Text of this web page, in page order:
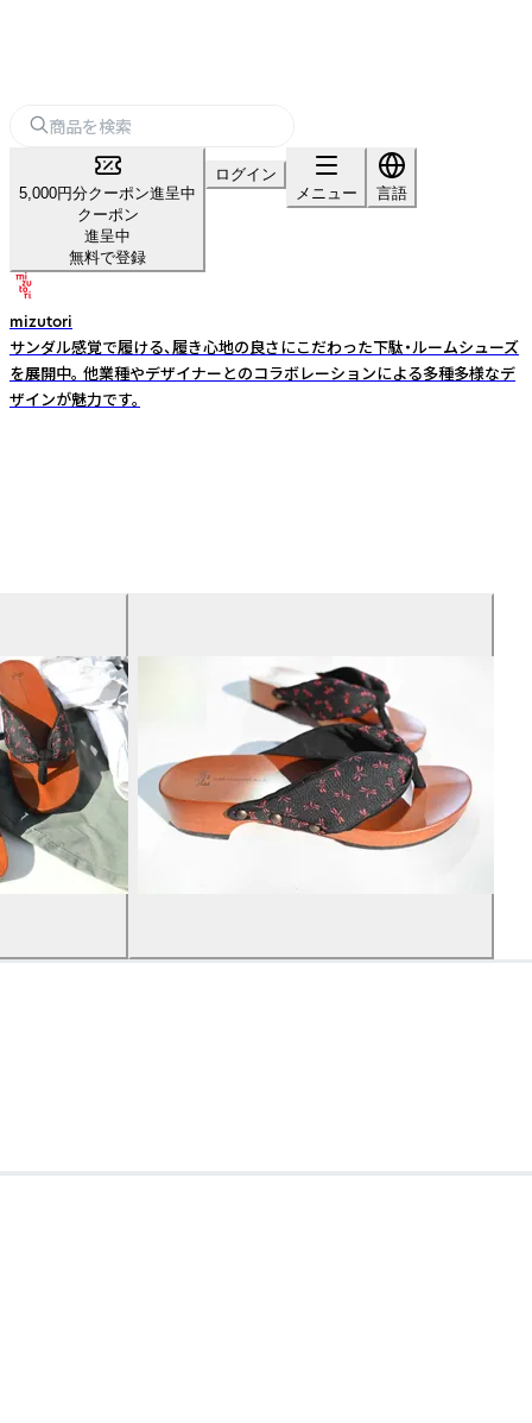
5,000円分クーポン進呈中
クーポン
進呈中
無料で登録
ログイン
メニュー
言語
mizutori
サンダル感覚で履ける、履き心地の良さにこだわった下駄・ルームシューズ
を展開中。 他業種やデザイナーとのコラボレーションによる多種多様なデ
ザインが魅力です。